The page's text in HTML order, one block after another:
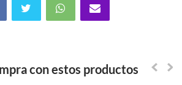
con estos productos